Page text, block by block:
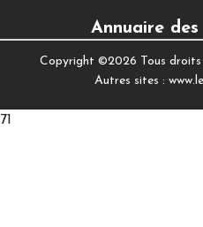
Annuaire
Copyright ©2026 Tous droits
Autres sites :
71